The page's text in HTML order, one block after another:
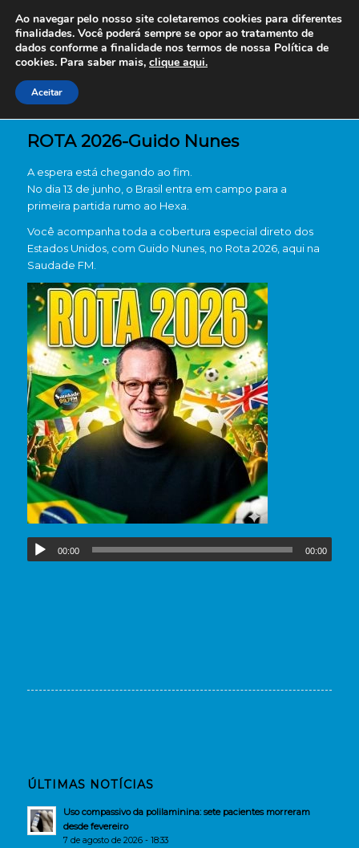
ROTA 2026-Guido Nunes
A espera está chegando ao fim.
No dia 13 de junho, o Brasil entra em campo para a
primeira partida rumo ao Hexa.
Você acompanha toda a cobertura especial direto dos
Estados Unidos, com Guido Nunes, no Rota 2026, aqui na
Saudade FM.
00:00 00:00
ÚLTIMAS NOTÍCIAS
Uso compassivo da polilaminina: sete pacientes morreram
desde fevereiro
7 de agosto de 2026 - 18:33
Ao navegar pelo nosso site coletaremos cookies para diferentes
finalidades. Você poderá sempre se opor ao tratamento de
dados conforme a finalidade nos termos de nossa Política de
cookies. Para saber mais, clique aqui.
Aceitar